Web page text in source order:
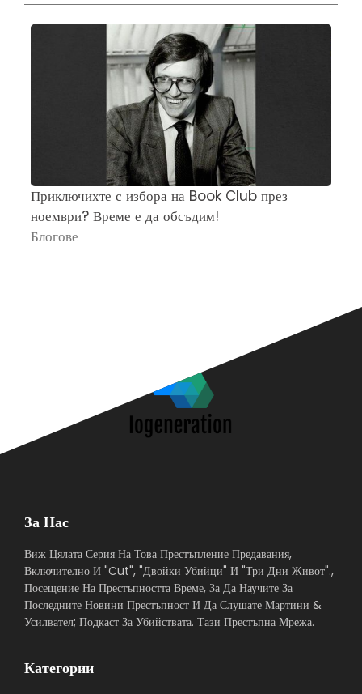
Приключихте с избора на Book Club през
ноември? Време е да обсъдим!
Блогове
За Нас
Виж Цялата Серия На Това Престъпление Предавания,
Включително И "Cut", "Двойки Убийци" И "Три Дни Живот".,
Посещение На Престъпността Време, За Да Научите За
Последните Новини Престъпност И Да Слушате Мартини &
Усилвател; Подкаст За Убийствата. Тази Престъпна Мрежа.
Категории